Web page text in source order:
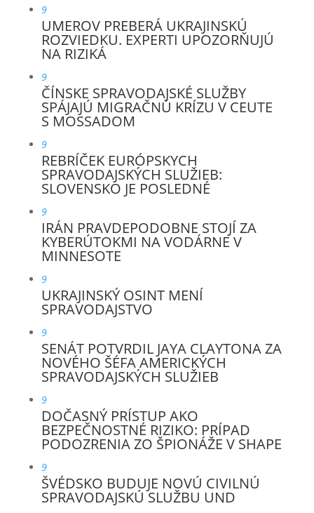
9
UMEROV PREBERÁ UKRAJINSKÚ
ROZVIEDKU. EXPERTI UPOZORŇUJÚ
NA RIZIKÁ
9
ČÍNSKE SPRAVODAJSKÉ SLUŽBY
SPÁJAJÚ MIGRAČNÚ KRÍZU V CEUTE
S MOSSADOM
9
REBRÍČEK EURÓPSKYCH
SPRAVODAJSKÝCH SLUŽIEB:
SLOVENSKO JE POSLEDNÉ
9
IRÁN PRAVDEPODOBNE STOJÍ ZA
KYBERÚTOKMI NA VODÁRNE V
MINNESOTE
9
UKRAJINSKÝ OSINT MENÍ
SPRAVODAJSTVO
9
SENÁT POTVRDIL JAYA CLAYTONA ZA
NOVÉHO ŠÉFA AMERICKÝCH
SPRAVODAJSKÝCH SLUŽIEB
9
DOČASNÝ PRÍSTUP AKO
BEZPEČNOSTNÉ RIZIKO: PRÍPAD
PODOZRENIA ZO ŠPIONÁŽE V SHAPE
9
ŠVÉDSKO BUDUJE NOVÚ CIVILNÚ
SPRAVODAJSKÚ SLUŽBU UND